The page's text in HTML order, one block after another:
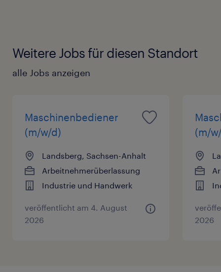
Weitere Jobs für diesen Standort
alle Jobs anzeigen
Maschinenbediener
(m/w/d)
Landsberg, Sachsen-Anhalt
Arbeitnehmerüberlassung
Industrie und Handwerk
veröffentlicht am 4. August
2026
(m/
2026